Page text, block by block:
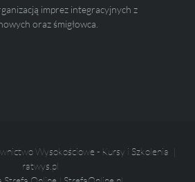
imprez integracyjnych z
oraz śmigłowca.
Wysokościowe - Kursy i Szkolenia |
ratwys.pl